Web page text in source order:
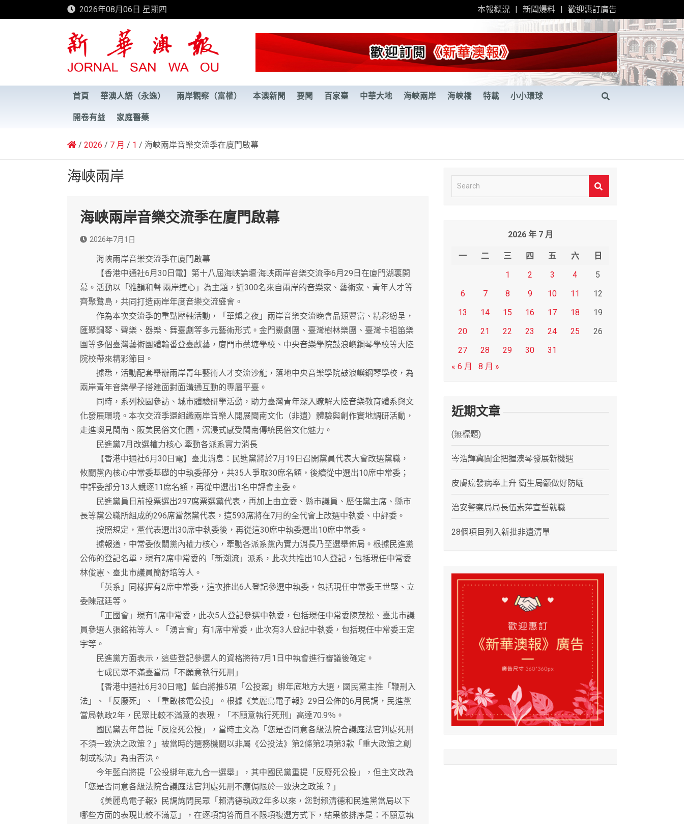
to
2026年08月06日 星期四 本報概況 新聞爆料 歡迎惠訂廣告
新華澳報
首頁 華澳人語（永逸） 兩岸觀察（富權） 本澳新聞 要聞 百家臺 中華大地 海峽兩岸 海峽橋 特載 小小環球
開卷有益 家庭醫藥
2026 7 月 1 海峽兩岸音樂交流季在廈門啟幕
海峽兩岸
海峽兩岸音樂交流季在廈門啟幕
2026年7月1日
海峽兩岸音樂交流季在廈門啟幕
【香港中通社6月30日電】第十八屆海峽論壇·海峽兩岸音樂交流季6月29日在廈門湖裏開
幕。活動以「雅韻和聲·兩岸連心」為主題，近300名來自兩岸的音樂家、藝術家、青年人才等
齊聚鷺島，共同打造兩岸年度音樂交流盛會。
作為本次交流季的重點壓軸活動，「華燦之夜」兩岸音樂交流晚會品類豐富、精彩紛呈，
匯聚鋼琴、聲樂、器樂、舞臺劇等多元藝術形式。金門鱟劇團、臺灣樹林樂團、臺灣卡祖笛樂
團等多個臺灣藝術團體輪番登臺獻藝，廈門市蔡塘學校、中央音樂學院鼓浪嶼鋼琴學校等大陸
院校帶來精彩節目。
據悉，活動配套舉辦兩岸青年藝術人才交流沙龍，落地中央音樂學院鼓浪嶼鋼琴學校，為
兩岸青年音樂學子搭建面對面溝通互動的專屬平臺。
同時，系列校園參訪、城市體驗研學活動，助力臺灣青年深入瞭解大陸音樂教育體系與文
化發展環境。本次交流季還組織兩岸音樂人開展閩南文化（非遺）體驗與創作實地調研活動，
走進嶼見閩南、阪美民俗文化園，沉浸式感受閩南傳統民俗文化魅力。
民進黨7月改選權力核心 牽動各派系實力消長
【香港中通社6月30日電】臺北消息：民進黨將於7月19日召開黨員代表大會改選黨職，
攸關黨內核心中常委基礎的中執委部分，共35人爭取30席名額，後續從中選出10席中常委；
中評委部分13人競逐11席名額，再從中選出1名中評會主委。
民進黨員日前投票選出297席票選黨代表，再加上由立委、縣市議員、歷任黨主席、縣市
長等黨公職所組成的296席當然黨代表，這593席將在7月的全代會上改選中執委、中評委。
按照規定，黨代表選出30席中執委後，再從這30席中執委選出10席中常委。
據報道，中常委攸關黨內權力核心，牽動各派系黨內實力消長乃至選舉佈局。根據民進黨
公佈的登記名單，現有2席中常委的「新潮流」派系，此次共推出10人登記，包括現任中常委
林俊憲、臺北市議員簡舒培等人。
「英系」同樣握有2席中常委，這次推出6人登記參選中執委，包括現任中常委王世堅、立
委陳冠廷等。
「正國會」現有1席中常委，此次5人登記參選中執委，包括現任中常委陳茂松、臺北市議
員參選人張銘祐等人。「湧言會」有1席中常委，此次有3人登記中執委，包括現任中常委王定
宇等。
民進黨方面表示，這些登記參選人的資格將待7月1日中執會進行審議後確定。
七成民眾不滿臺當局「不願意執行死刑」
【香港中通社6月30日電】藍白將推5項「公投案」綁年底地方大選，國民黨主推「鞭刑入
法」、「反廢死」、「重啟核電公投」。根據《美麗島電子報》29日公佈的6月民調，民進黨
當局執政2年，民眾比較不滿意的表現，「不願意執行死刑」高達70.9％。
國民黨去年曾提「反廢死公投」，當時主文為「您是否同意各級法院合議庭法官判處死刑
不須一致決之政策？」被當時的選務機關以非屬《公投法》第2條第2項第3款「重大政策之創
制或複決」為由否決。
今年藍白將提「公投綁年底九合一選舉」，其中國民黨重提「反廢死公投」，但主文改為
「您是否同意各級法院合議庭法官判處死刑不應侷限於一致決之政策？」
《美麗島電子報》民調詢問民眾「賴清德執政2年多以來，您對賴清德和民進黨當局以下
哪些方面的表現比較不滿意」，在逐項詢答而且不限項複選方式下，結果依排序是：不願意執
e
2026 年 7 月
一 二 三 四 五 六
日
1
2 3 4
5
6
7 8 9 10 11
12
13
14 15 16 17 18
19
20
21 22 23 24 25
26
27
28 29 30
31
« 6 月
8 月 »
近期文章
(無標題)
岑浩輝冀閩企把握澳琴發展新機遇
皮膚癌發病率上升 衛生局籲做好防曬
治安警察局局長伍素萍宣誓就職
28個項目列入新批非遺清單